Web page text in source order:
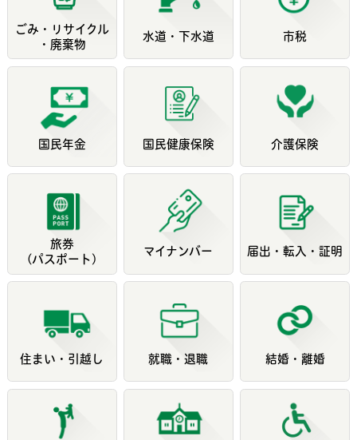
ごみ・リサイクル
・廃棄物
水道・下水道 市税
国民年金 国民健康保険 介護保険
旅券
(パスポート)
マイナンバー 届出・転入・証明
住まい・引越し 就職・退職 結婚・離婚